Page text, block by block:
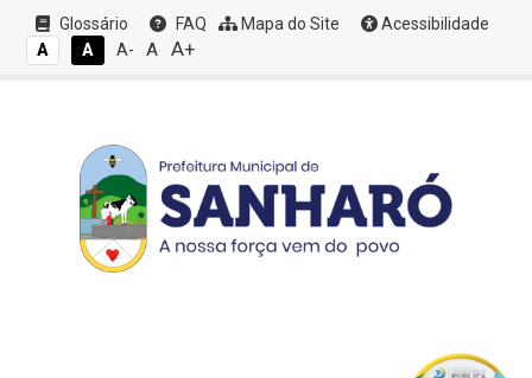
Glossário FAQ Mapa do Site
Acessibilidade
A
A A- A A+